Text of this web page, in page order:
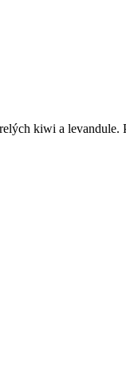
kiwi a levandule.